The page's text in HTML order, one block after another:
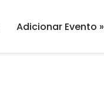
Adicionar Evento »